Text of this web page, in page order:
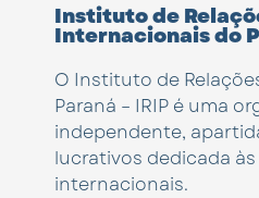
Instituto de
Internacionais do
O Instituto de
Paraná – IRIP é uma
independente,
lucrativos dedicada
internacionais.